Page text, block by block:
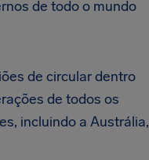
de todo o mundo
de circular dentro
de todos os
incluindo a Austrália,